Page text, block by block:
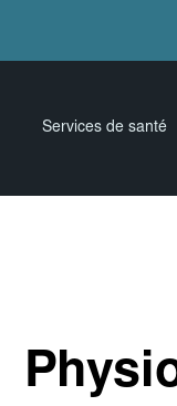
Services de santé